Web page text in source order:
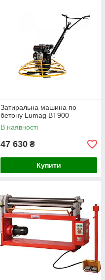
Затиральна машина по
бетону Lumag BT900
В наявності
47 630 ₴
Купити